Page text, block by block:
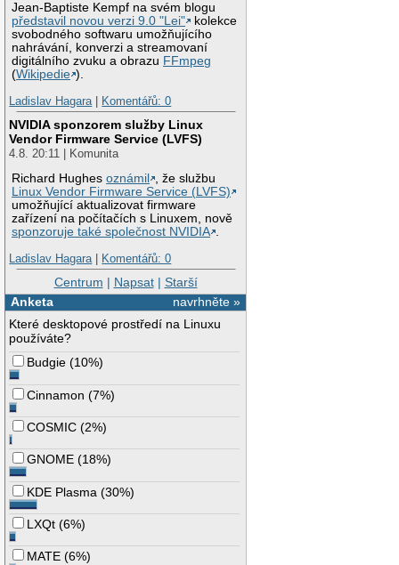
Jean-Baptiste Kempf na svém blogu
představil novou verzi 9.0 "Lei"
kolekce
svobodného softwaru umožňujícího
nahrávání, konverzi a streamovaní
digitálního zvuku a obrazu FFmpeg
(Wikipedie ).
Ladislav Hagara| Komentářů: 0
NVIDIA sponzorem služby Linux
Vendor Firmware Service (LVFS)
4.8. 20:11 | Komunita
Richard Hughesoznámil
, že službu
Linux Vendor Firmware Service (LVFS)
umožňující aktualizovat firmware
zařízení na počítačích s Linuxem, nově
sponzoruje také společnost NVIDIA .
Ladislav Hagara| Komentářů: 0
Centrum | Napsat| Starší
navrhněte »
Anketa
Které desktopové prostředí na Linuxu
používáte?
Budgie (10%)
Cinnamon (7%)
COSMIC (2%)
GNOME (18%)
KDE Plasma (30%)
LXQt (6%)
MATE (6%)